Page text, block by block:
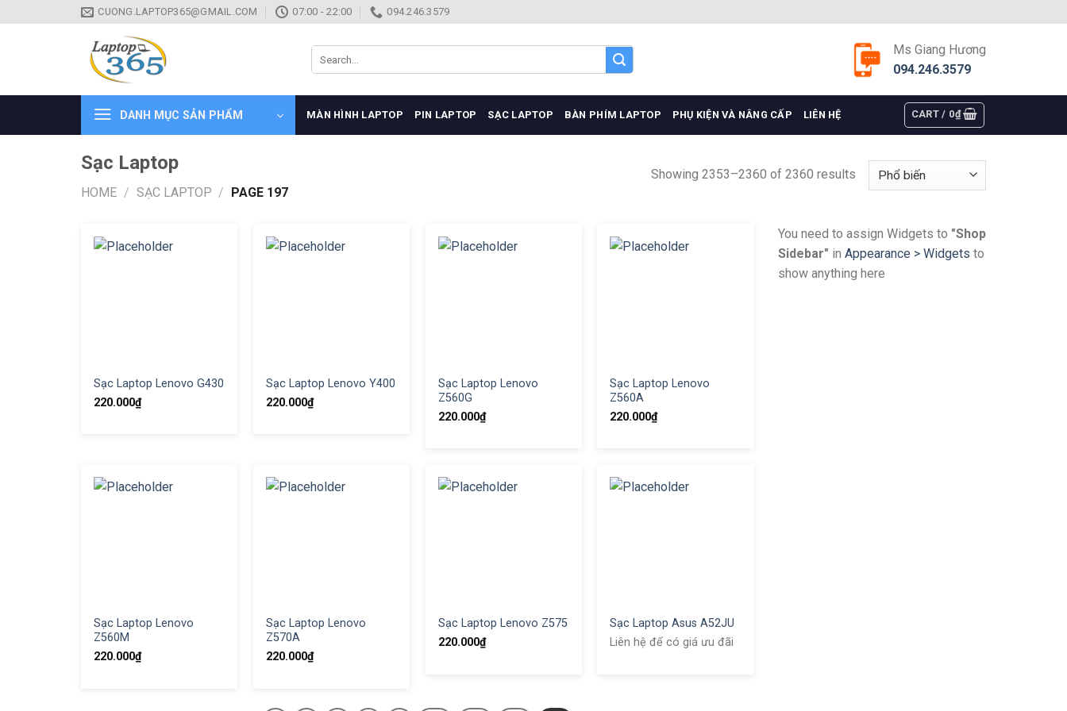
to
CUONG.LAPTOP365@GMAIL.COM 07:00 - 22:00 094.246.3579
Ms Giang Hương
094.246.3579
DANH MỤC SẢN PHẨM MÀN HÌNH LAPTOP PIN LAPTOP SẠC LAPTOP BÀN PHÍM LAPTOP PHỤ KIỆN VÀ NÂNG CẤP LIÊN HỆ CART / 0₫
Sạc Laptop
HOME / SẠC LAPTOP / PAGE 197
Showing 2353–2360 of 2360 results
Sạc Laptop Lenovo G430
220.000₫
Sạc Laptop Lenovo Y400
220.000₫
Sạc Laptop Lenovo
Z560G
220.000₫
Sạc Laptop Lenovo
Z560A
220.000₫
Sạc Laptop Lenovo
Z560M
220.000₫
Sạc Laptop Lenovo
Z570A
220.000₫
Sạc Laptop Lenovo Z575
220.000₫
Sạc Laptop Asus A52JU
Liên hệ để có giá ưu đãi
You need to assign Widgets to "Shop
Sidebar" in Appearance > Widgets to
show anything here